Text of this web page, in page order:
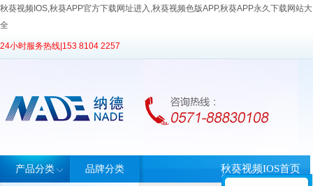
秋葵视频IOS,秋葵APP官方下载网址进入,秋葵视频色版APP,秋葵APP永久下载网站大
全
24小时服务热线| 153 8104 2257
产品分类 品牌分类 秋葵视频IOS首页